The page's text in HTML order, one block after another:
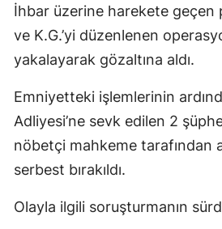
İhbar üzerine harekete geçen
ve K.G.’yi düzenlenen
yakalayarak gözaltına aldı.
Emniyetteki işlemlerinin
Adliyesi’ne sevk edilen 2
nöbetçi mahkeme tarafından
serbest bırakıldı.
Olayla ilgili soruşturmanın